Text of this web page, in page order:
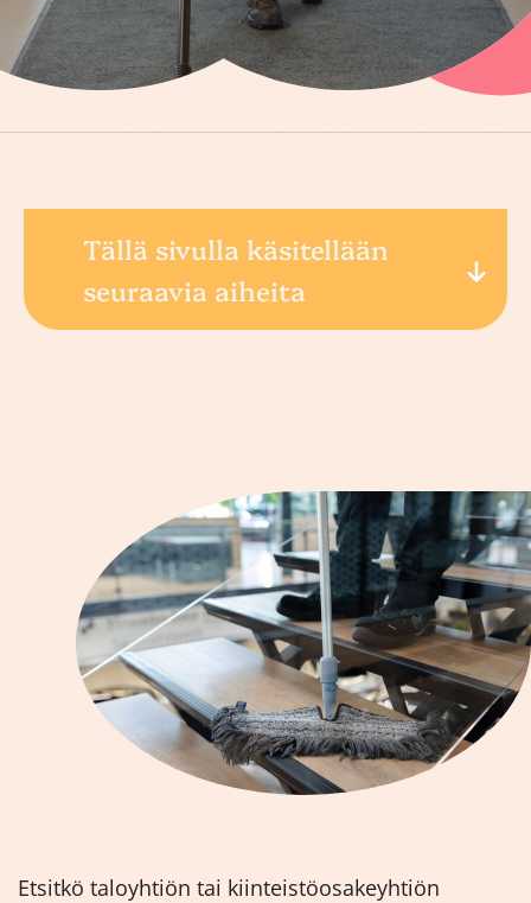
Tällä sivulla käsitellään
seuraavia aiheita
Etsitkö taloyhtiön tai kiinteistöosakeyhtiön